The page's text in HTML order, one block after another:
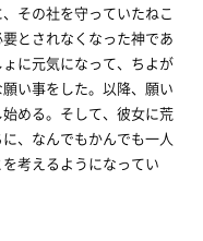
その社を守っていたねこ
とされなくなった神であ
に元気になって、ちよが
い事をした。以降、願い
める。そして、彼女に荒
、なんでもかんでも一人
考えるようになってい